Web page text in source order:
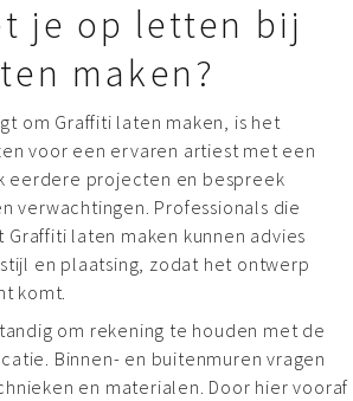
je op letten bij
maken?
om Graffiti laten maken, is het
voor een ervaren artiest met een
eerdere projecten en bespreek
verwachtingen. Professionals die
laten maken kunnen advies
en plaatsing, zodat het ontwerp
komt.
om rekening te houden met de
Binnen- en buitenmuren vragen
en materialen. Door hier vooraf